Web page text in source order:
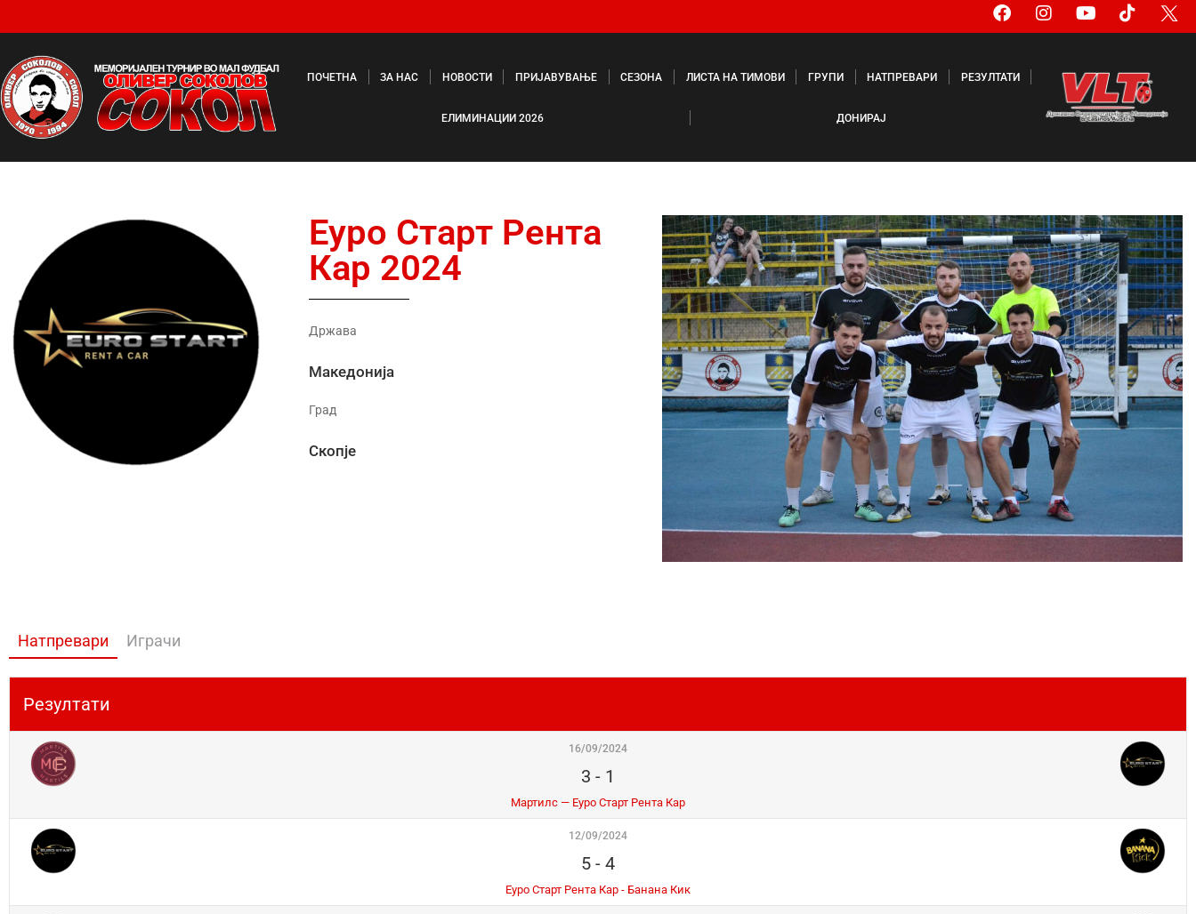
ПОЧЕТНА ЗА НАС НОВОСТИ ПРИЈАВУВАЊЕ СЕЗОНА ЛИСТА НА ТИМОВИ ГРУПИ НАТПРЕВАРИ РЕЗУЛТАТИ
ЕЛИМИНАЦИИ 2026 ДОНИРАЈ
Еуро Старт Рента
Кар 2024
Држава
Македонија
Град
Скопје
Натпревари Играчи
Резултати
16/09/2024
3 - 1
Мартилс — Еуро Старт Рента Кар
12/09/2024
5 - 4
Еуро Старт Рента Кар - Банана Кик